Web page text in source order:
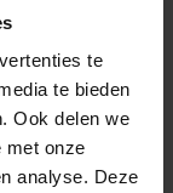
te
te bieden
Ook delen we
met onze
analyse. Deze
markt voor